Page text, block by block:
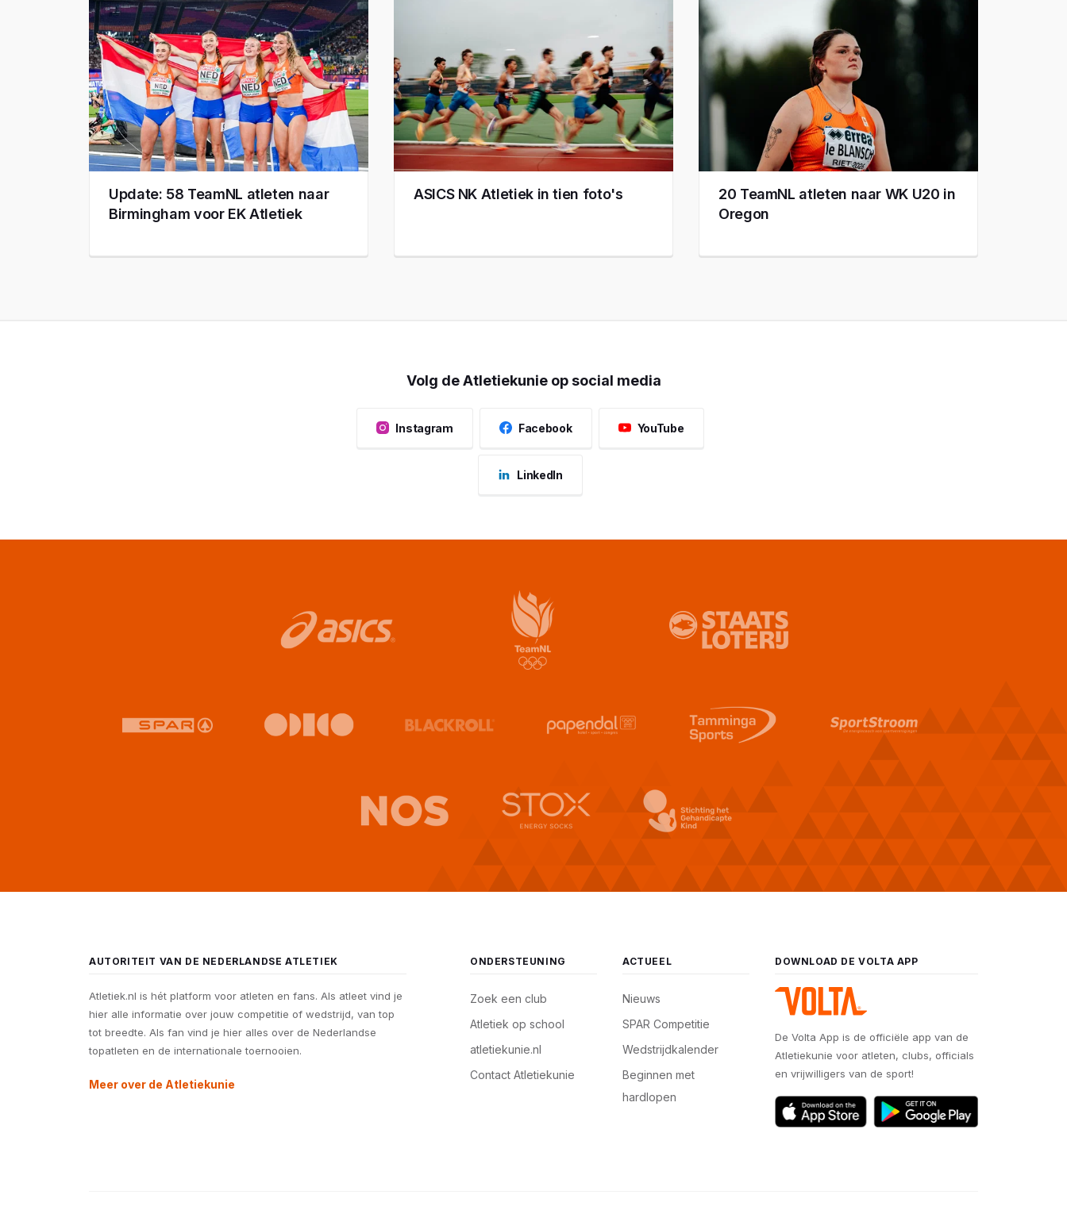
Update: 58 TeamNL atleten naar
Birmingham voor EK Atletiek
ASICS NK Atletiek in tien foto's
20 TeamNL atleten naar WK U20 in
Oregon
Volg de Atletiekunie op social media
Instagram Facebook YouTube
LinkedIn
AUTORITEIT VAN DE NEDERLANDSE ATLETIEK
Atletiek.nl is hét platform voor atleten en fans. Als atleet vind je
hier alle informatie over jouw competitie of wedstrijd, van top
tot breedte. Als fan vind je hier alles over de Nederlandse
topatleten en de internationale toernooien.
Meer over de Atletiekunie
ONDERSTEUNING
Zoek een club
Atletiek op school
atletiekunie.nl
Contact Atletiekunie
ACTUEEL
Nieuws
SPAR Competitie
Wedstrijdkalender
Beginnen met
hardlopen
DOWNLOAD DE VOLTA APP
De Volta App is de officiële app van de
Atletiekunie voor atleten, clubs, officials
en vrijwilligers van de sport!